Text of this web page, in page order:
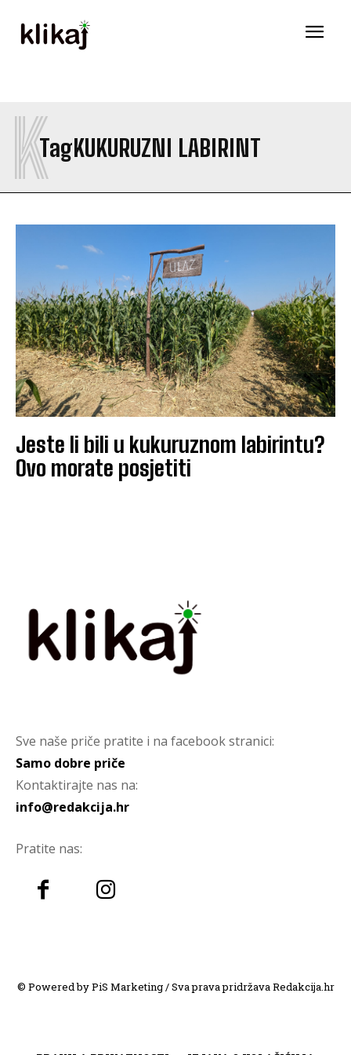
TagKUKURUZNI LABIRINT
K
Jeste li bili u kukuruznom labirintu?
Ovo morate posjetiti
Sve naše priče pratite i na facebook stranici:
Samo dobre priče
Kontaktirajte nas na:
info@redakcija.hr
Pratite nas:
© Powered by PiS Marketing / Sva prava pridržava Redakcija.hr